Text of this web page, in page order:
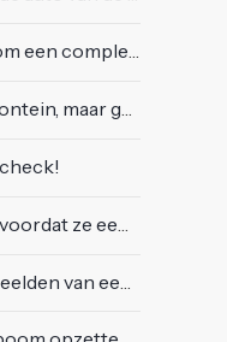
te redden
bijna knock-out
in Rhenen overvallen
Martin" gaan viraal